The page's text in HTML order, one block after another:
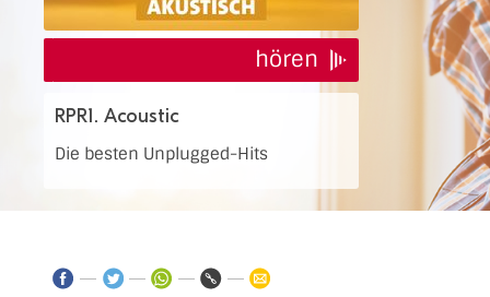
hören
RPR1. Acoustic
Die besten Unplugged-Hits